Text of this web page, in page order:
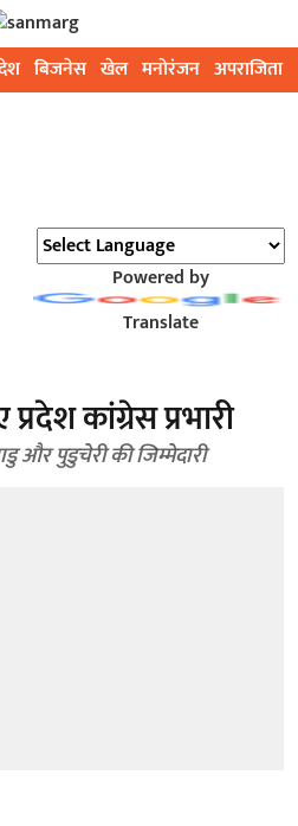
बिजनेस खेल मनोरंजन अपराजिता
Powered by
Translate
कांग्रेस प्रभारी
और पुडुचेरी की जिम्मेदारी